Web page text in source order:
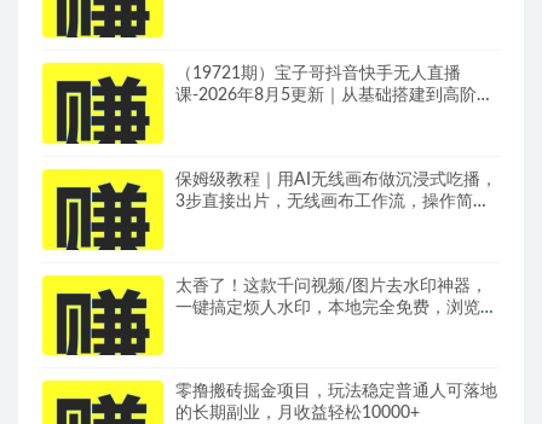
（19721期）宝子哥抖音快手无人直播
课-2026年8月5更新｜从基础搭建到高阶起
保姆级教程｜用AI无线画布做沉浸式吃播，
3步直接出片，无线画布工作流，操作简单
太香了！这款千问视频/图片去水印神器，
一键搞定烦人水印，本地完全免费，浏览器
零撸搬砖掘金项目，玩法稳定普通人可落地
的长期副业，月收益轻松10000+